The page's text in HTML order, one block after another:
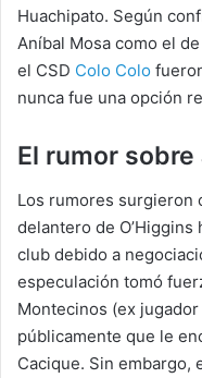
Huachipato. Según
Aníbal Mosa como el
el CSD Colo Colo
nunca fue una opción
El rumor
Los rumores surgieron
delantero de
club debido a
especulación tomó
Montecinos (ex
públicamente que le
Cacique. Sin embargo,